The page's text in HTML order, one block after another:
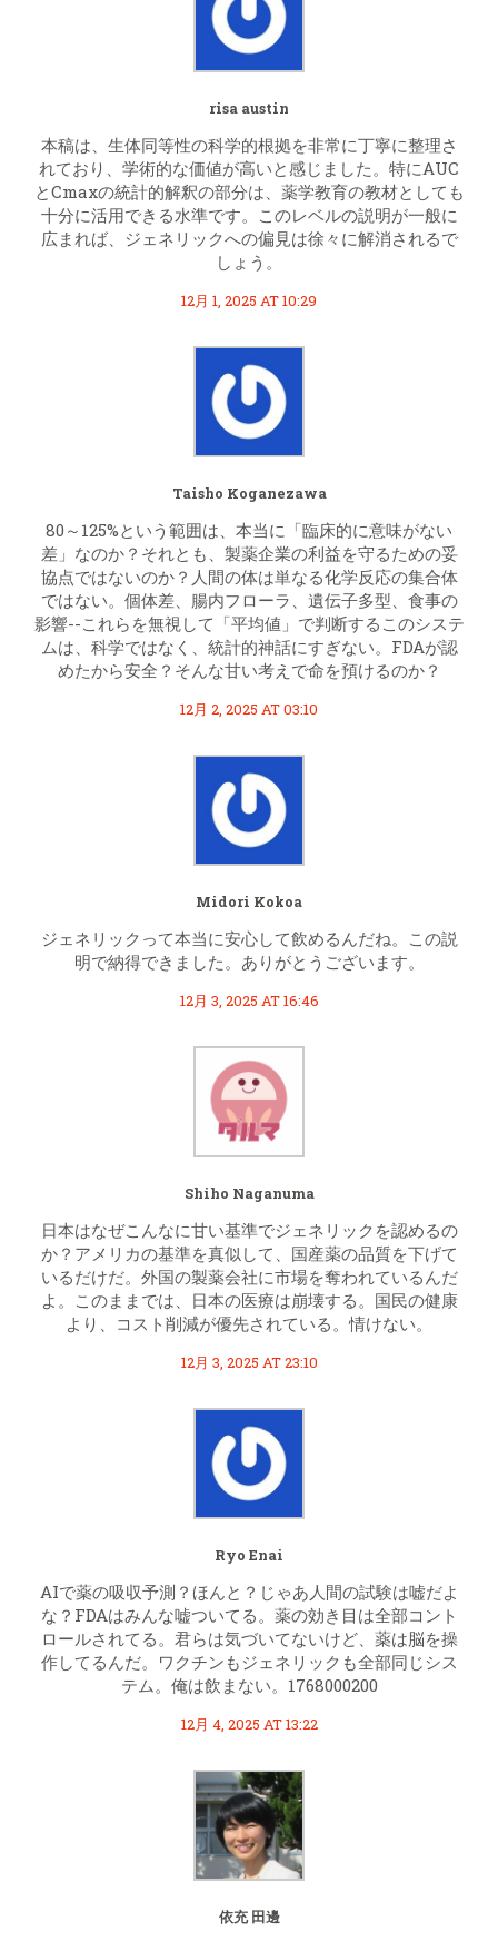
risa austin
本稿は、生体同等性の科学的根拠を非常に丁寧に整理さ
れており、学術的な価値が高いと感じました。特にAUC
とCmaxの統計的解釈の部分は、薬学教育の教材としても
十分に活用できる水準です。このレベルの説明が一般に
広まれば、ジェネリックへの偏見は徐々に解消されるで
しょう。
12月 1, 2025 AT 10:29
Taisho Koganezawa
80～125%という範囲は、本当に「臨床的に意味がない
差」なのか？それとも、製薬企業の利益を守るための妥
協点ではないのか？人間の体は単なる化学反応の集合体
ではない。個体差、腸内フローラ、遺伝子多型、食事の
影響--これらを無視して「平均値」で判断するこのシステ
ムは、科学ではなく、統計的神話にすぎない。FDAが認
めたから安全？そんな甘い考えで命を預けるのか？
12月 2, 2025 AT 03:10
Midori Kokoa
ジェネリックって本当に安心して飲めるんだね。この説
明で納得できました。ありがとうございます。
12月 3, 2025 AT 16:46
Shiho Naganuma
日本はなぜこんなに甘い基準でジェネリックを認めるの
か？アメリカの基準を真似して、国産薬の品質を下げて
いるだけだ。外国の製薬会社に市場を奪われているんだ
よ。このままでは、日本の医療は崩壊する。国民の健康
より、コスト削減が優先されている。情けない。
12月 3, 2025 AT 23:10
Ryo Enai
AIで薬の吸収予測？ほんと？じゃあ人間の試験は嘘だよ
な？FDAはみんな嘘ついてる。薬の効き目は全部コント
ロールされてる。君らは気づいてないけど、薬は脳を操
作してるんだ。ワクチンもジェネリックも全部同じシス
テム。俺は飲まない。1768000200
12月 4, 2025 AT 13:22
依充 田邊